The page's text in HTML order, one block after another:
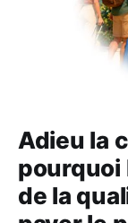
Adieu la
pourquoi
de la